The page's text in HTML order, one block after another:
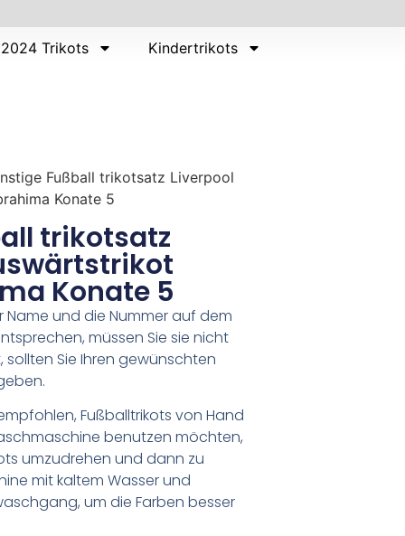
Trikots Kindertrikots
Fußball trikotsatz Liverpool
Konate 5
trikotsatz
Konate 5
Name und die Nummer auf dem
müssen Sie sie nicht
Sie Ihren gewünschten
Fußballtrikots von Hand
benutzen möchten,
umzudrehen und dann zu
mit kaltem Wasser und
um die Farben besser